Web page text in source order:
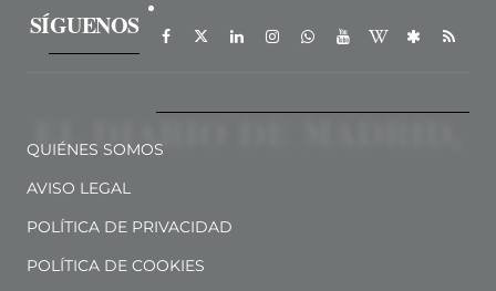
SÍGUENOS
QUIÉNES SOMOS
AVISO LEGAL
POLÍTICA DE PRIVACIDAD
POLÍTICA DE COOKIES